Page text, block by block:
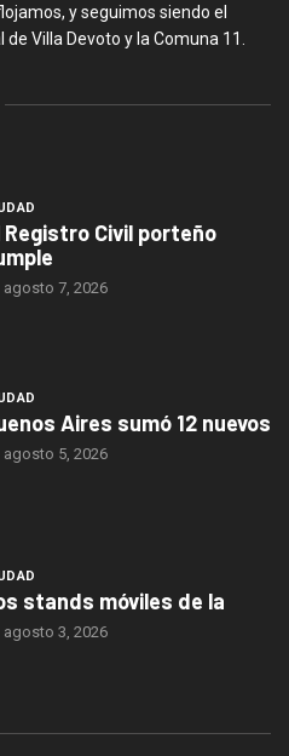
y seguimos siendo el
Villa Devoto y la Comuna 11.
Registro Civil porteño
agosto 7, 2026
Aires sumó 12 nuevos
agosto 5, 2026
stands móviles de la
agosto 3, 2026